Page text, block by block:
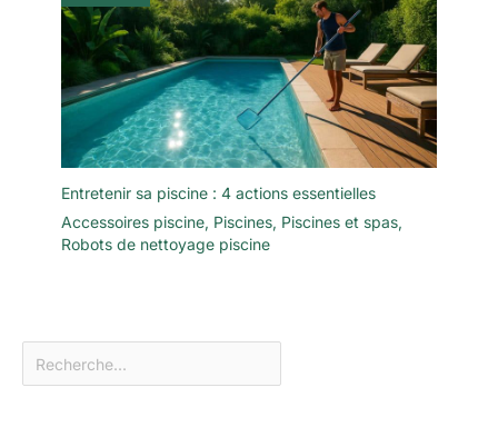
Entretenir sa piscine : 4 actions essentielles
Accessoires piscine, Piscines, Piscines et spas,
Robots de nettoyage piscine